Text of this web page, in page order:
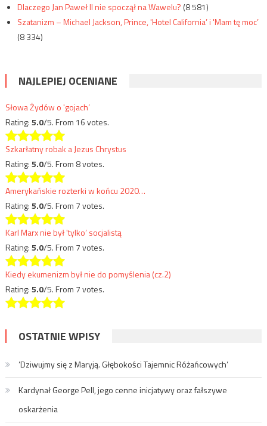
Dlaczego Jan Paweł II nie spoczął na Wawelu? (8 581)
Szatanizm – Michael Jackson, Prince, 'Hotel California’ i 'Mam tę moc’
(8 334)
NAJLEPIEJ OCENIANE
Słowa Żydów o 'gojach’
Rating:5.0/5. From 16 votes.
Szkarłatny robak a Jezus Chrystus
Rating:5.0/5. From 8 votes.
Amerykańskie rozterki w końcu 2020…
Rating:5.0/5. From 7 votes.
Karl Marx nie był 'tylko’ socjalistą
Rating:5.0/5. From 7 votes.
Kiedy ekumenizm był nie do pomyślenia (cz.2)
Rating:5.0/5. From 7 votes.
OSTATNIE WPISY
’Dziwujmy się z Maryją. Głębokości Tajemnic Różańcowych’
Kardynał George Pell, jego cenne inicjatywy oraz fałszywe
oskarżenia